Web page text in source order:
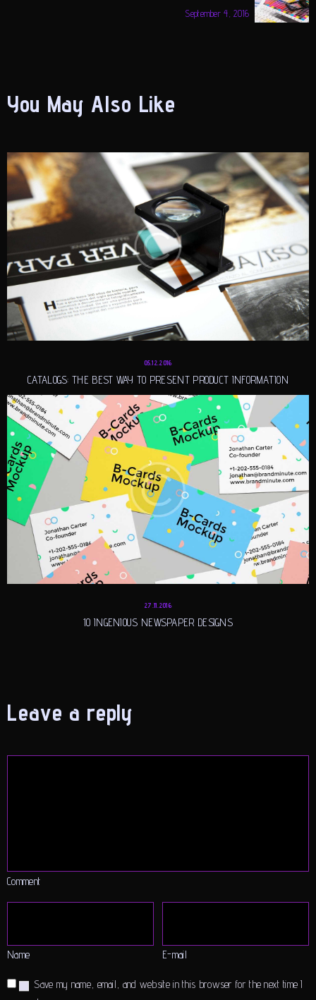
September 4, 2016
You May Also Like
05.12.2016
CATALOGS: THE BEST WAY TO PRESENT PRODUCT INFORMATION
27.11.2016
10 INGENIOUS NEWSPAPER DESIGNS
Leave a reply
Comment
Name E-mail
Save my name, email, and website in this browser for the next time I